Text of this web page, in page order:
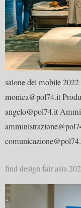
salone del mobile
monica@pol74.it
angelo@pol74.it
find design fair asia